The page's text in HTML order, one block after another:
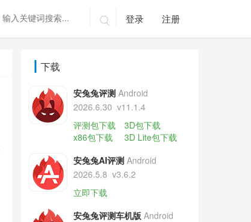
 登录 注册
下载
安兔兔评测 Android
2026.6.30 v11.1.4
评测包下载
3D包下载
x86包下载
3D Lite包下载
安兔兔AI评测 Android
2026.5.8 v3.6.2
立即下载
安兔兔评测车机版 Android